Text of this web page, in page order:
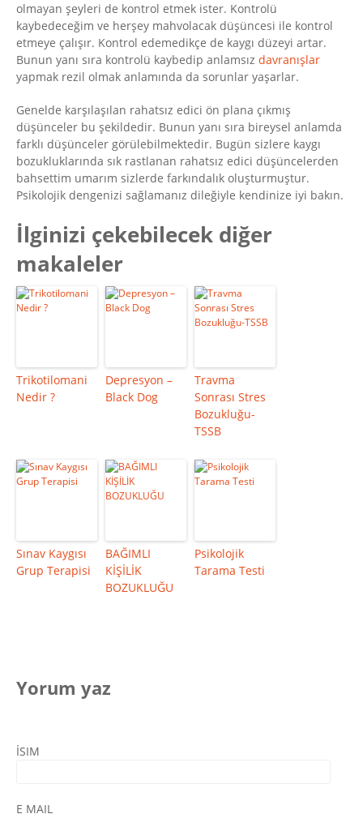
olmayan şeyleri de kontrol etmek ister. Kontrolü
kaybedeceğim ve herşey mahvolacak düşüncesi ile kontrol
etmeye çalışır. Kontrol edemedikçe de kaygı düzeyi artar.
Bunun yanı sıra kontrolü kaybedip anlamsız davranışlar
yapmak rezil olmak anlamında da sorunlar yaşarlar.
Genelde karşılaşılan rahatsız edici ön plana çıkmış
düşünceler bu şekildedir. Bunun yanı sıra bireysel anlamda
farklı düşünceler görülebilmektedir. Bugün sizlere kaygı
bozukluklarında sık rastlanan rahatsız edici düşüncelerden
bahsettim umarım sizlerde farkındalık oluşturmuştur.
Psikolojik dengenizi sağlamanız dileğiyle kendinize iyi bakın.
İlginizi çekebilecek diğer
makaleler
Trikotilomani
Nedir ?
Depresyon –
Black Dog
Travma
Sonrası Stres
Bozukluğu-
TSSB
Sınav Kaygısı
Grup Terapisi
BAĞIMLI
KİŞİLİK
BOZUKLUĞU
Psikolojik
Tarama Testi
Yorum yaz
İSIM
E MAIL